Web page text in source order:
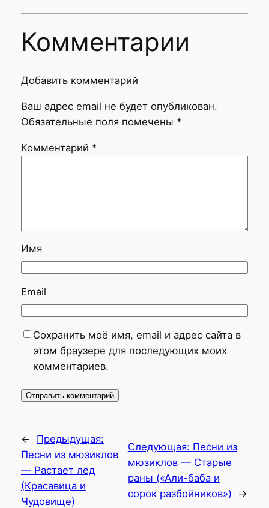
Комментарии
Добавить комментарий
Ваш адрес email не будет опубликован.
Обязательные поля помечены *
Комментарий *
Имя
Email
Сохранить моё имя, email и адрес сайта в
этом браузере для последующих моих
комментариев.
←
Предыдущая:
Песни из мюзиклов
— Растает лед
(Красавица и
Чудовище)
Следующая: Песни из
мюзиклов — Старые
раны («Али-баба и
сорок разбойников»)
→